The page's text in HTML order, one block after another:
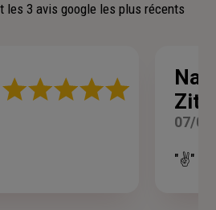
les 3 avis google les plus récents
Note
07/
"✌️"